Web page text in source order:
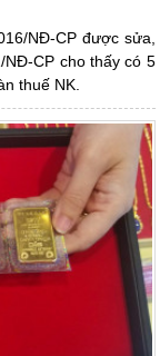
NĐ-CP được sửa,
CP cho thấy có 5
thuế NK.